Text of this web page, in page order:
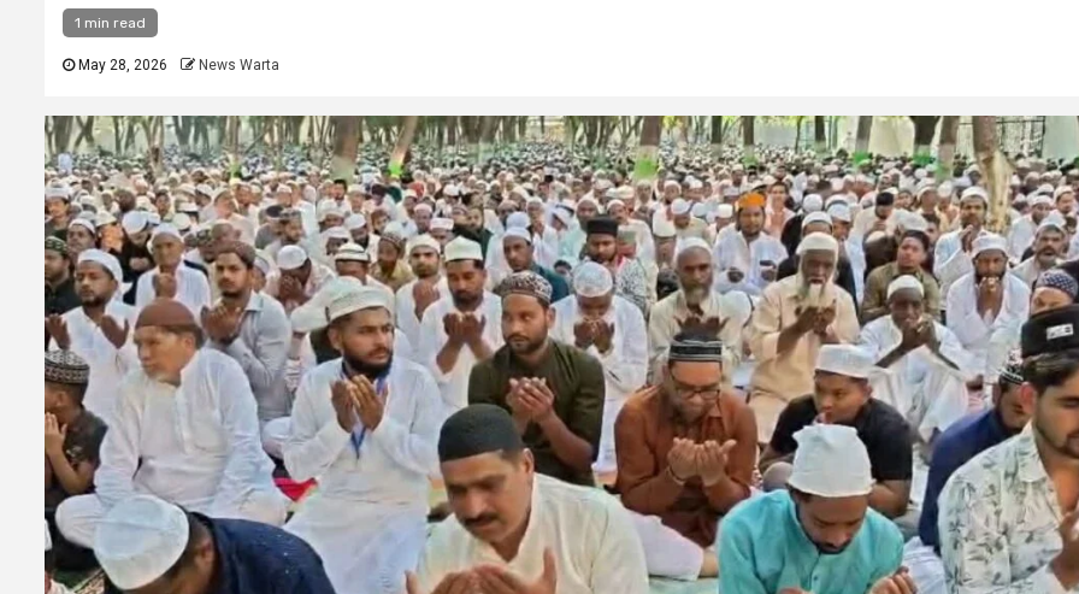
1 min read
May 28, 2026 News Warta